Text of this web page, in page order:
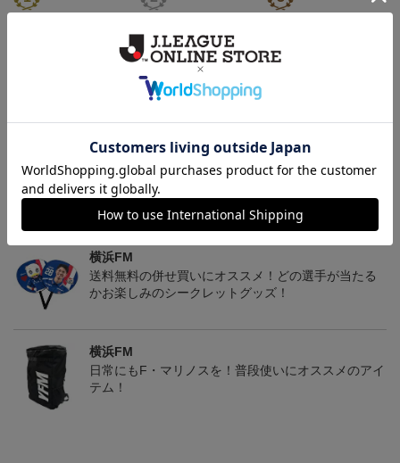
マリニエールユニ
4,950円
アタッキングフットボー
ルユニ
4,950円
FI BOS Tシャツ＜トリパ
ラ＞
8,250円
横浜FM
送料無料の併せ買いにオススメ！どの選手が当たる
かお楽しみのシークレットグッズ！
横浜FM
日常にもF・マリノスを！普段使いにオススメのアイ
テム！